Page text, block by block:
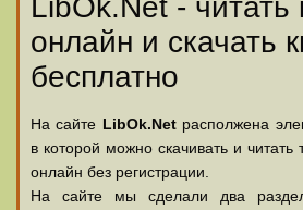
LibOk.Net - читать
онлайн и скачать
бесплатно
На сайте LibOk.Netрасполжена
в которой можно скачивать и
онлайн без регистрации.
На сайте мы сделали два